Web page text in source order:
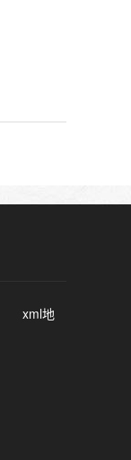
xml地